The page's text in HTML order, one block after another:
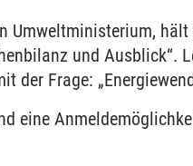
Umweltministerium,
und Ausblick“.
Frage:
eine